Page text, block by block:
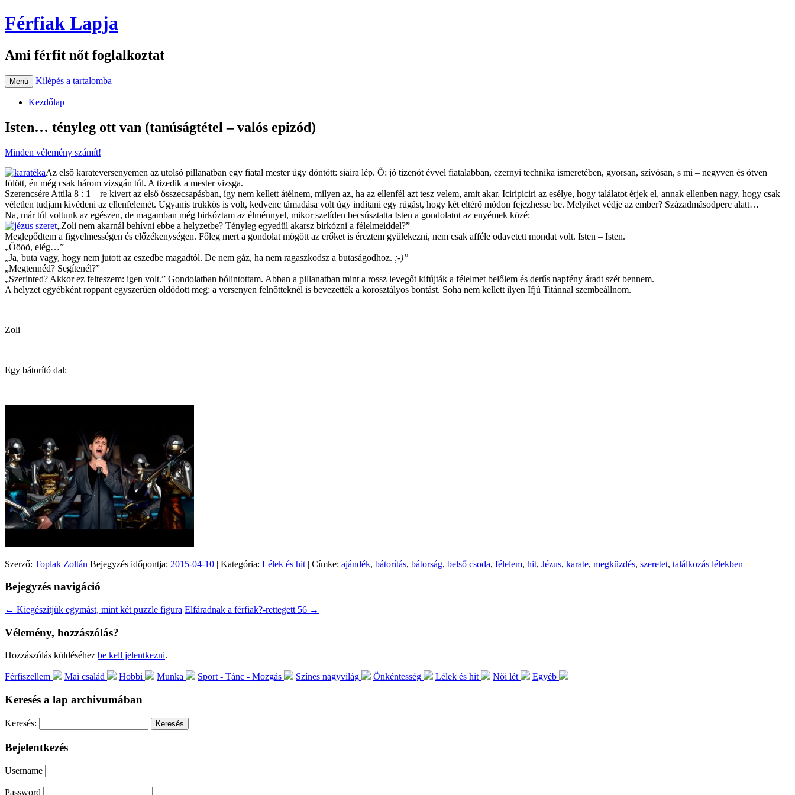
Férfiak Lapja
Ami férfit nőt foglalkoztat
Menü Kilépés a tartalomba
Kezdőlap
Isten… tényleg ott van (tanúságtétel – valós epizód)
Minden vélemény számít!
Az első karateversenyemen az utolsó pillanatban egy fiatal mester úgy döntött: siaira lép. Ő: jó tizenöt évvel fiatalabban, ezernyi technika ismeretében, gyorsan, szívósan, s mi – negyven és ötven
fölött, én még csak három vizsgán túl. A tizedik a mester vizsga.
Szerencsére Attila 8 : 1 – re kivert az első összecsapásban, így nem kellett átélnem, milyen az, ha az ellenfél azt tesz velem, amit akar. Iciripiciri az esélye, hogy találatot érjek el, annak ellenben nagy, hogy csak
véletlen tudjam kivédeni az ellenfelemét. Ugyanis trükkös is volt, kedvenc támadása volt úgy indítani egy rúgást, hogy két eltérő módon fejezhesse be. Melyiket védje az ember? Századmásodperc alatt…
Na, már túl voltunk az egészen, de magamban még birkóztam az élménnyel, mikor szelíden becsúsztatta Isten a gondolatot az enyémek közé:
„Zoli nem akarnál behívni ebbe a helyzetbe? Tényleg egyedül akarsz birkózni a félelmeiddel?”
Meglepődtem a figyelmességen és előzékenységen. Főleg mert a gondolat mögött az erőket is éreztem gyülekezni, nem csak afféle odavetett mondat volt. Isten – Isten.
„Öööö, elég…”
„Ja, buta vagy, hogy nem jutott az eszedbe magadtól. De nem gáz, ha nem ragaszkodsz a butaságodhoz. ;-)”
„Megtennéd? Segítenél?”
„Szerinted? Akkor ez felteszem: igen volt.” Gondolatban bólintottam. Abban a pillanatban mint a rossz levegőt kifújták a félelmet belőlem és derűs napfény áradt szét bennem.
A helyzet egyébként roppant egyszerűen oldódott meg: a versenyen felnőtteknél is bevezették a korosztályos bontást. Soha nem kellett ilyen Ifjú Titánnal szembeállnom.
Zoli
Egy bátorító dal:
Szerző: Toplak Zoltán Bejegyzés időpontja: 2015-04-10 | Kategória: Lélek és hit | Címke: ajándék, bátorítás, bátorság, belső csoda, félelem, hit, Jézus, karate, megküzdés, szeretet, találkozás lélekben
Bejegyzés navigáció
← Kiegészítjük egymást, mint két puzzle figura Elfáradnak a férfiak?-rettegett 56 →
Vélemény, hozzászólás?
Hozzászólás küldéséhez be kell jelentkezni.
Férfiszellem Mai család Hobbi Munka Sport - Tánc - Mozgás Színes nagyvilág Önkéntesség Lélek és hit Női lét Egyéb
Keresés a lap archivumában
Keresés:
Bejelentkezés
Username
Password